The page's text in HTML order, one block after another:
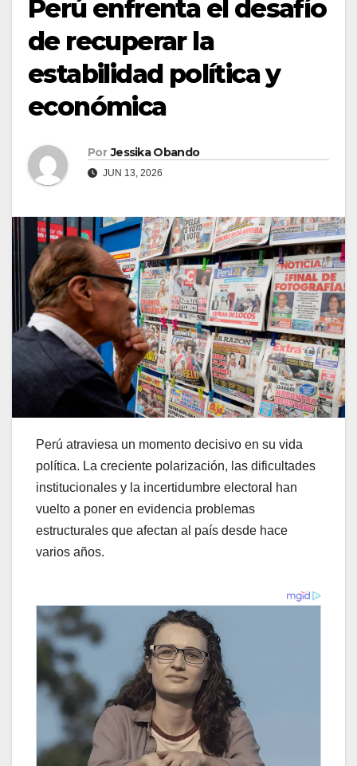
Perú enfrenta el desafío
de recuperar la
estabilidad política y
económica
Por Jessika Obando
JUN 13, 2026
Perú atraviesa un momento decisivo en su vida
política. La creciente polarización, las dificultades
institucionales y la incertidumbre electoral han
vuelto a poner en evidencia problemas
estructurales que afectan al país desde hace
varios años.